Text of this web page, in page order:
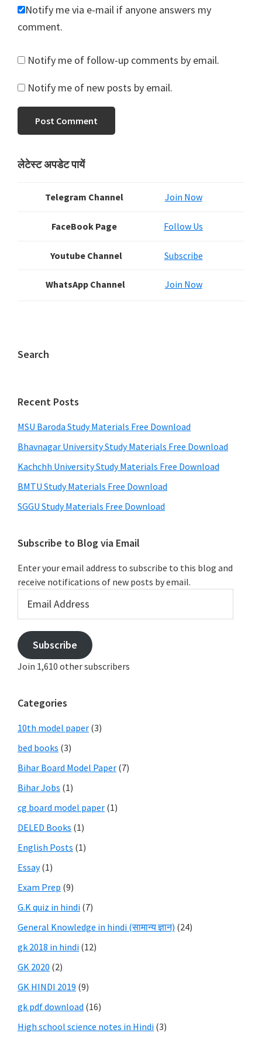
Notify me via e-mail if anyone answers my
comment.
Notify me of follow-up comments by email.
Notify me of new posts by email.
Primary
लेटेस्ट अपडेट पायें
Telegram Channel Join Now
FaceBook Page Follow Us
Youtube Channel Subscribe
WhatsApp Channel Join Now
Search
Recent Posts
MSU Baroda Study Materials Free Download
Bhavnagar University Study Materials Free Download
Kachchh University Study Materials Free Download
BMTU Study Materials Free Download
SGGU Study Materials Free Download
Subscribe to Blog via Email
Enter your email address to subscribe to this blog and
receive notifications of new posts by email.
Address
Subscribe
Join 1,610 other subscribers
Categories
10th model paper (3)
bed books (3)
Bihar Board Model Paper (7)
Bihar Jobs (1)
cg board model paper (1)
DELED Books (1)
English Posts (1)
Essay(1)
Exam Prep (9)
G.K quiz in hindi (7)
General Knowledge in hindi (सामान्य ज्ञान) (24)
gk 2018 in hindi (12)
GK 2020 (2)
GK HINDI 2019 (9)
gk pdf download (16)
High school science notes in Hindi (3)